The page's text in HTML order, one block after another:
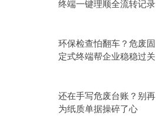
终端一键理顺全流转记录
环保检查怕翻车？危废固
定式终端帮企业稳稳过关
还在手写危废台账？别再
为纸质单据操碎了心